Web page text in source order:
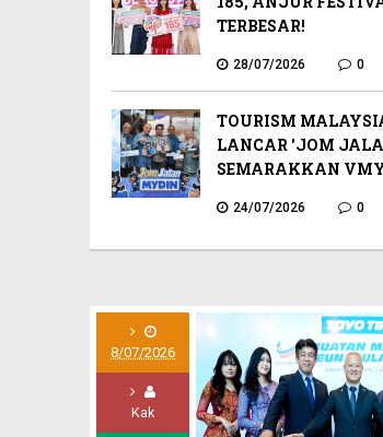
TERBESAR!
28/07/2026 0
TOURISM
LANCAR 'JOM
SEMARAKKAN
24/07/2026 0
8/07/2026
Kak